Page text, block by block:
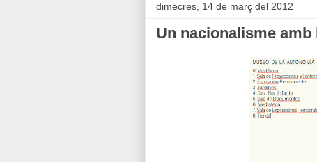
dimecres, 14 de març del 2012
Un nacionalisme